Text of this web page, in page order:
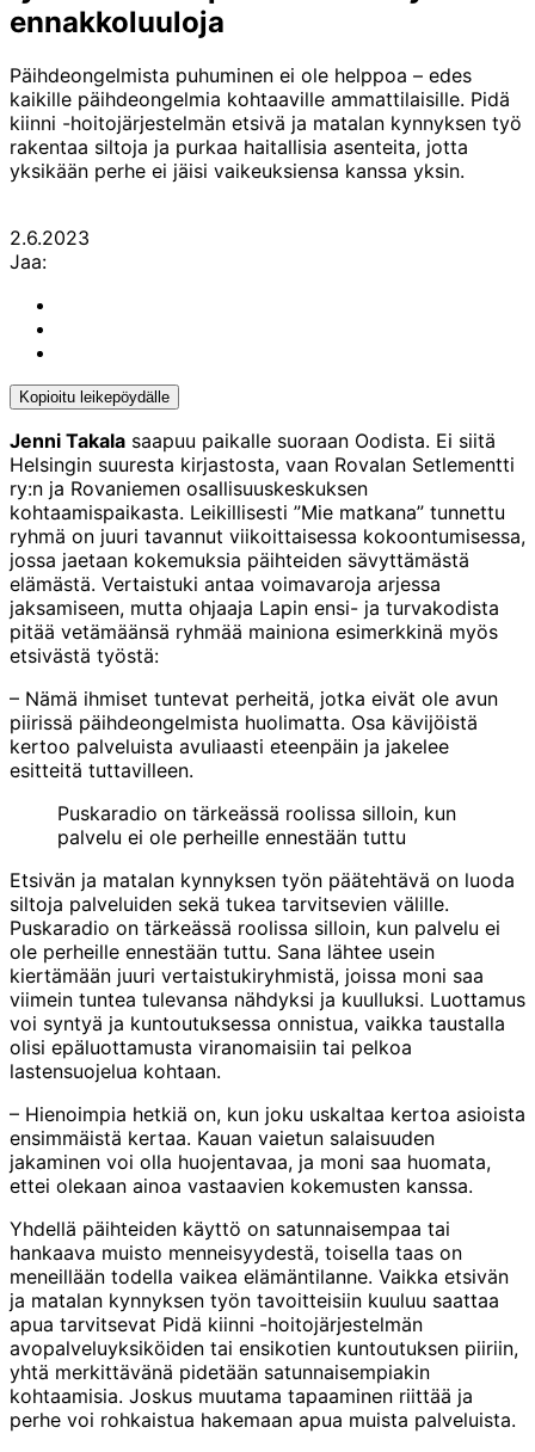
ennakkoluuloja
Päihdeongelmista puhuminen ei ole helppoa – edes
kaikille päihdeongelmia kohtaaville ammattilaisille. Pidä
kiinni -hoitojärjestelmän etsivä ja matalan kynnyksen työ
rakentaa siltoja ja purkaa haitallisia asenteita, jotta
yksikään perhe ei jäisi vaikeuksiensa kanssa yksin.
2.6.2023
Jaa:
linkedin
Kopioitu leikepöydälle
Kopioitu
leikepöydälle
Jenni Takala saapuu paikalle suoraan Oodista. Ei siitä
Helsingin suuresta kirjastosta, vaan Rovalan Setlementti
ry:n ja Rovaniemen osallisuuskeskuksen
kohtaamispaikasta. Leikillisesti ”Mie matkana” tunnettu
ryhmä on juuri tavannut viikoittaisessa kokoontumisessa,
jossa jaetaan kokemuksia päihteiden sävyttämästä
elämästä. Vertaistuki antaa voimavaroja arjessa
jaksamiseen, mutta ohjaaja Lapin ensi- ja turvakodista
pitää vetämäänsä ryhmää mainiona esimerkkinä myös
etsivästä työstä:
– Nämä ihmiset tuntevat perheitä, jotka eivät ole avun
piirissä päihdeongelmista huolimatta. Osa kävijöistä
kertoo palveluista avuliaasti eteenpäin ja jakelee
esitteitä tuttavilleen.
Puskaradio on tärkeässä roolissa silloin, kun
palvelu ei ole perheille ennestään tuttu
Etsivän ja matalan kynnyksen työn päätehtävä on luoda
siltoja palveluiden sekä tukea tarvitsevien välille.
Puskaradio on tärkeässä roolissa silloin, kun palvelu ei
ole perheille ennestään tuttu. Sana lähtee usein
kiertämään juuri vertaistukiryhmistä, joissa moni saa
viimein tuntea tulevansa nähdyksi ja kuulluksi. Luottamus
voi syntyä ja kuntoutuksessa onnistua, vaikka taustalla
olisi epäluottamusta viranomaisiin tai pelkoa
lastensuojelua kohtaan.
– Hienoimpia hetkiä on, kun joku uskaltaa kertoa asioista
ensimmäistä kertaa. Kauan vaietun salaisuuden
jakaminen voi olla huojentavaa, ja moni saa huomata,
ettei olekaan ainoa vastaavien kokemusten kanssa.
Yhdellä päihteiden käyttö on satunnaisempaa tai
hankaava muisto menneisyydestä, toisella taas on
meneillään todella vaikea elämäntilanne. Vaikka etsivän
ja matalan kynnyksen työn tavoitteisiin kuuluu saattaa
apua tarvitsevat Pidä kiinni -hoitojärjestelmän
avopalveluyksiköiden tai ensikotien kuntoutuksen piiriin,
yhtä merkittävänä pidetään satunnaisempiakin
kohtaamisia. Joskus muutama tapaaminen riittää ja
perhe voi rohkaistua hakemaan apua muista palveluista.